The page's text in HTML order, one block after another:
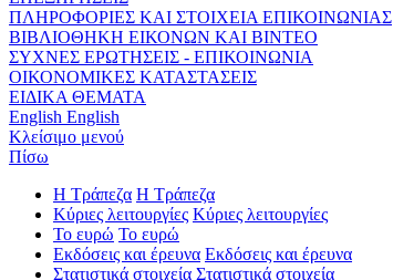
ΠΛΗΡΟΦΟΡΙΕΣ ΚΑΙ ΣΤΟΙΧΕΙΑ ΕΠΙΚΟΙΝΩΝΙΑΣ
ΒΙΒΛΙΟΘΗΚΗ ΕΙΚΟΝΩΝ ΚΑΙ ΒΙΝΤΕΟ
ΣΥΧΝΕΣ ΕΡΩΤΗΣΕΙΣ - ΕΠΙΚΟΙΝΩΝΙΑ
ΟΙΚΟΝΟΜΙΚΕΣ ΚΑΤΑΣΤΑΣΕΙΣ
ΕΙΔΙΚΑ ΘΕΜΑΤΑ
English English
Κλείσιμο μενού
Πίσω
Η Τράπεζα Η Τράπεζα
Κύριες λειτουργίες Κύριες λειτουργίες
Το ευρώ Το ευρώ
Εκδόσεις και έρευνα Εκδόσεις και έρευνα
Στατιστικά στοιχεία Στατιστικά στοιχεία